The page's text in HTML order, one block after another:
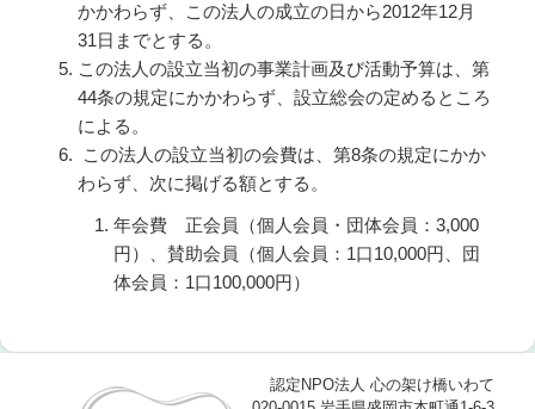
かかわらず、この法人の成立の日から2012年12月
31日までとする。
この法人の設立当初の事業計画及び活動予算は、第
44条の規定にかかわらず、設立総会の定めるところ
による。
この法人の設立当初の会費は、第8条の規定にかか
わらず、次に掲げる額とする。
年会費 正会員（個人会員・団体会員：3,000
円）、賛助会員（個人会員：1口10,000円、団
体会員：1口100,000円）
認定NPO法人 心の架け橋いわて